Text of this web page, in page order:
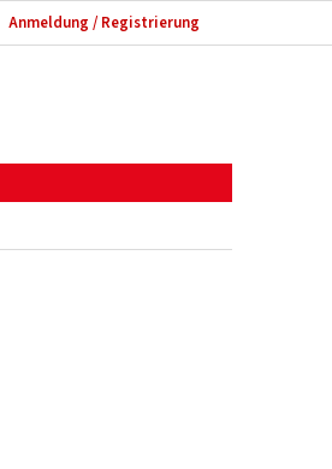
Anmeldung / Registrierung